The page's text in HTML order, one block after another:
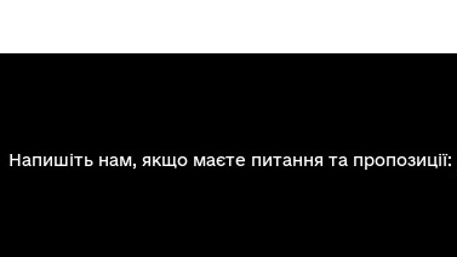
Напишіть нам, якщо маєте питання та пропозиції: